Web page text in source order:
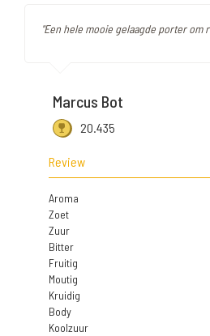
"Een hele mooie gelaagde porter om
Marcus Bot
20.435
Review
Aroma
Zoet
Zuur
Bitter
Fruitig
Moutig
Kruidig
Body
Koolzuur